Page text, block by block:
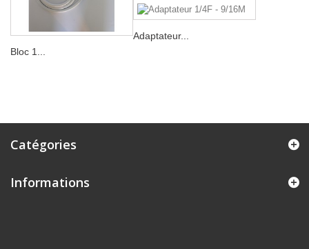
Bloc 1...
Adaptateur...
Catégories
Informations